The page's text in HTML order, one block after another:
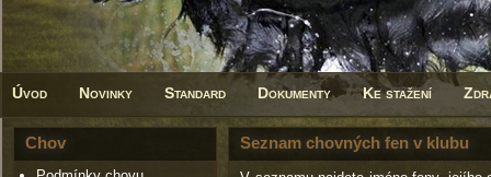
Úvod Novinky Standard Dokumenty Ke stažení
Chov Seznam chovných fen v klubu